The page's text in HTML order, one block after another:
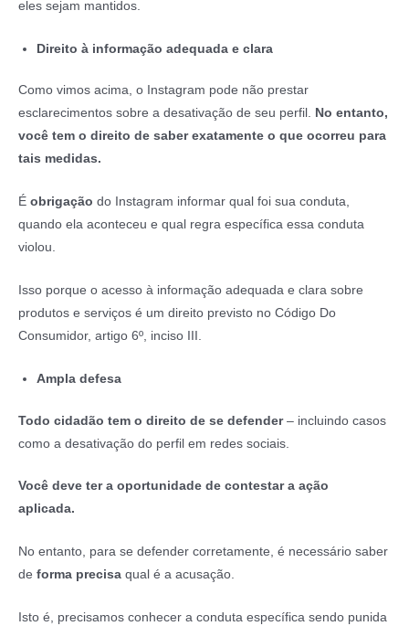
eles sejam mantidos.
Direito à informação adequada e clara
Como vimos acima, o Instagram pode não prestar
esclarecimentos sobre a desativação de seu perfil. No entanto,
você tem o direito de saber exatamente o que ocorreu para
tais medidas.
É obrigação do Instagram informar qual foi sua conduta,
quando ela aconteceu e qual regra específica essa conduta
violou.
Isso porque o acesso à informação adequada e clara sobre
produtos e serviços é um direito previsto no Código Do
Consumidor, artigo 6º, inciso III.
Ampla defesa
Todo cidadão tem o direito de se defender – incluindo casos
como a desativação do perfil em redes sociais.
Você deve ter a oportunidade de contestar a ação
aplicada.
No entanto, para se defender corretamente, é necessário saber
de forma precisa qual é a acusação.
Isto é, precisamos conhecer a conduta específica sendo punida